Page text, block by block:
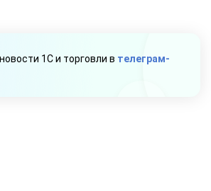
1С и торговли в телеграм-